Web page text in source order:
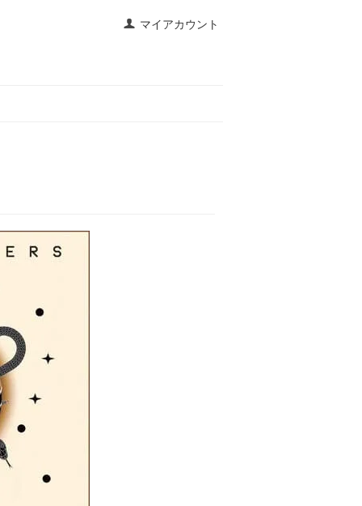
マイアカウント